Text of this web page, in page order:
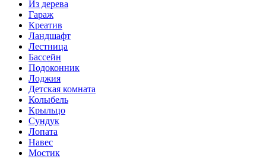
Из дерева
Гараж
Креатив
Ландшафт
Лестница
Бассейн
Подоконник
Лоджия
Детская комната
Колыбель
Крыльцо
Сундук
Лопата
Навес
Мостик